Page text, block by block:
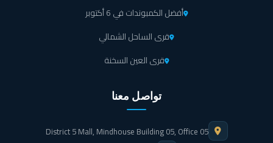
أفضل الكمبوندات في 6 أكتوبر
قرى الساحل الشمالي
قرى العين السخنة
تواصل معنا
District 5 Mall, Mindhouse Building 05, Office 05